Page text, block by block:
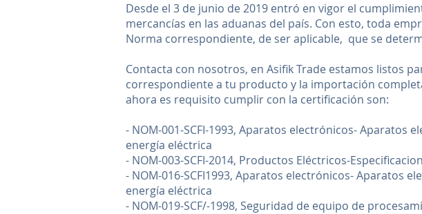
Desde el 3 de junio de 2019 entró en vigor el
mercancías en las aduanas del país. Con esto, toda
Norma correspondiente, de ser aplicable, que se
Contacta con nosotros, en Asifik Trade estamos listos
correspondiente a tu producto y la importación
ahora es requisito cumplir con la certificación son:
- NOM-001-SCFI-1993, Aparatos electrónicos-
energía eléctrica
- NOM-003-SCFI-2014, Productos Eléctricos-
- NOM-016-SCFI1993, Aparatos electrónicos- Aparatos
energía eléctrica
- NOM-019-SCF/-1998, Seguridad de equipo de